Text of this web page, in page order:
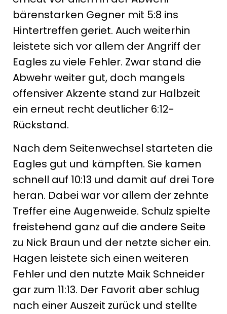
bärenstarken Gegner mit 5:8 ins
Hintertreffen geriet. Auch weiterhin
leistete sich vor allem der Angriff der
Eagles zu viele Fehler. Zwar stand die
Abwehr weiter gut, doch mangels
offensiver Akzente stand zur Halbzeit
ein erneut recht deutlicher 6:12-
Rückstand.
Nach dem Seitenwechsel starteten die
Eagles gut und kämpften. Sie kamen
schnell auf 10:13 und damit auf drei Tore
heran. Dabei war vor allem der zehnte
Treffer eine Augenweide. Schulz spielte
freistehend ganz auf die andere Seite
zu Nick Braun und der netzte sicher ein.
Hagen leistete sich einen weiteren
Fehler und den nutzte Maik Schneider
gar zum 11:13. Der Favorit aber schlug
nach einer Auszeit zurück und stellte